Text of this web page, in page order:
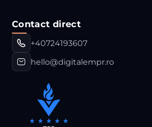
Contact direct
+40724193607
hello@digitalempr.ro